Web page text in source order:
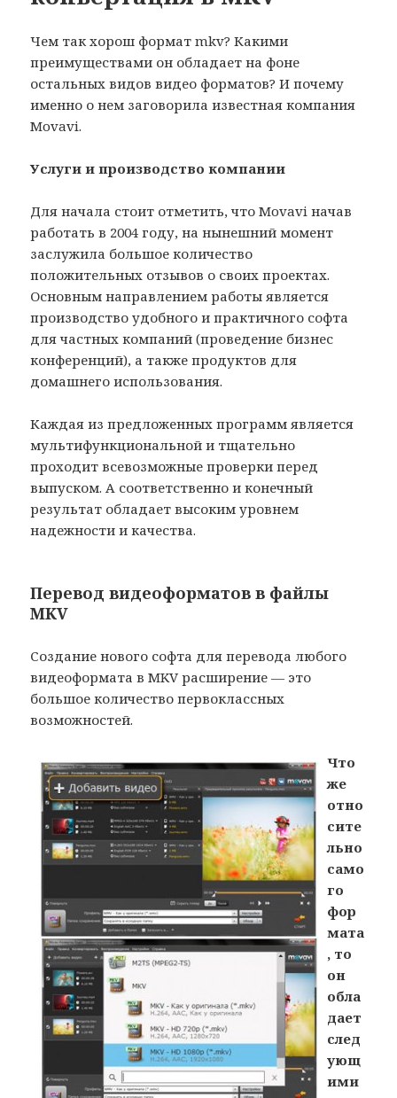
Чем так хорош формат mkv? Какими
преимуществами он обладает на фоне
остальных видов видео форматов? И почему
именно о нем заговорила известная компания
Movavi.
Услуги и производство компании
Для начала стоит отметить, что Movavi начав
работать в 2004 году, на нынешний момент
заслужила большое количество
положительных отзывов о своих проектах.
Основным направлением работы является
производство удобного и практичного софта
для частных компаний (проведение бизнес
конференций), а также продуктов для
домашнего использования.
Каждая из предложенных программ является
мультифункциональной и тщательно
проходит всевозможные проверки перед
выпуском. А соответственно и конечный
результат обладает высоким уровнем
надежности и качества.
Перевод видеоформатов в файлы
MKV
Создание нового софта для перевода любого
видеоформата в MKV расширение — это
большое количество первоклассных
возможностей.
Что
же
отно
сите
льно
само
го
фор
мата
, то
он
обла
дает
след
ующ
ими